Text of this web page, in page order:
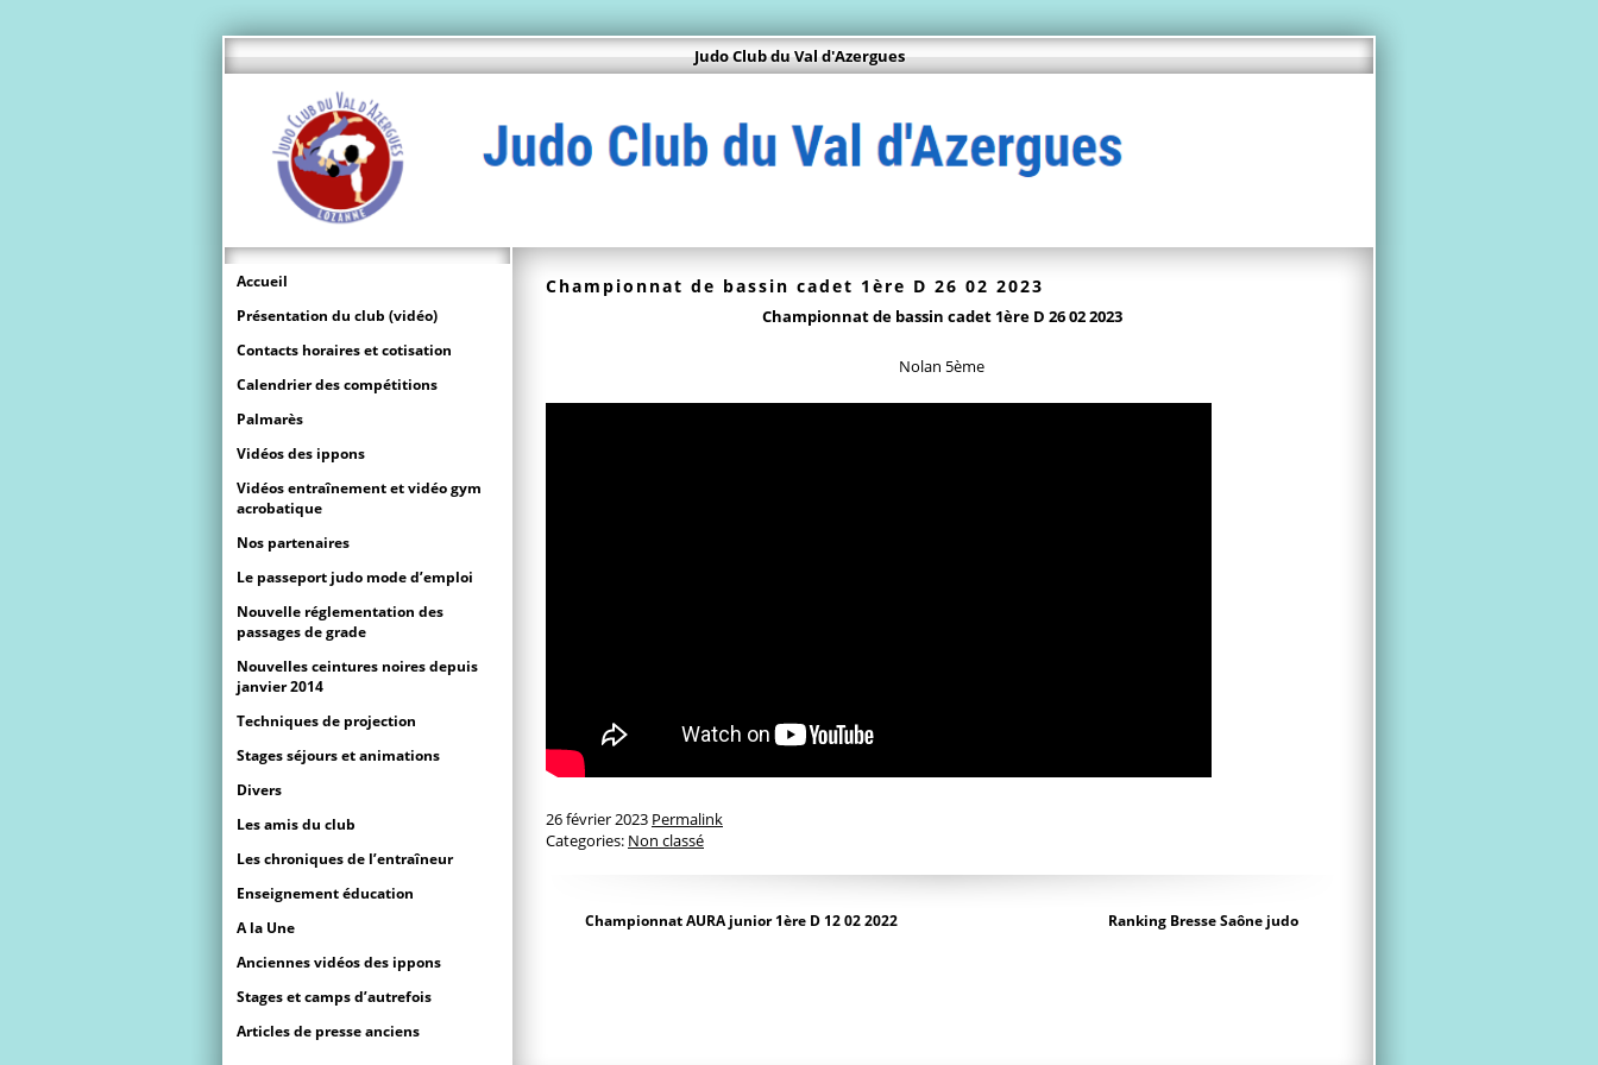
Judo Club du Val d'Azergues
Championnat de bassin cadet 1ère D 26 02 2023
Championnat de bassin cadet 1ère D 26 02 2023
Nolan 5ème
26 février 2023 Permalink
Categories: Non classé
Championnat AURA junior 1ère D 12 02 2022 Ranking Bresse Saône judo
Accueil
Présentation du club (vidéo)
Contacts horaires et cotisation
Calendrier des compétitions
Palmarès
Vidéos des ippons
Vidéos entraînement et vidéo gym
acrobatique
Nos partenaires
Le passeport judo mode d’emploi
Nouvelle réglementation des
passages de grade
Nouvelles ceintures noires depuis
janvier 2014
Techniques de projection
Stages séjours et animations
Divers
Les amis du club
Les chroniques de l’entraîneur
Enseignement éducation
A la Une
Anciennes vidéos des ippons
Stages et camps d’autrefois
Articles de presse anciens